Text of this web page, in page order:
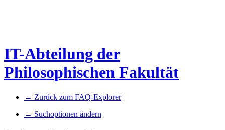
IT-Abteilung der
Philosophischen Fakultät
← Zurück zum FAQ-Explorer
← Suchoptionen ändern